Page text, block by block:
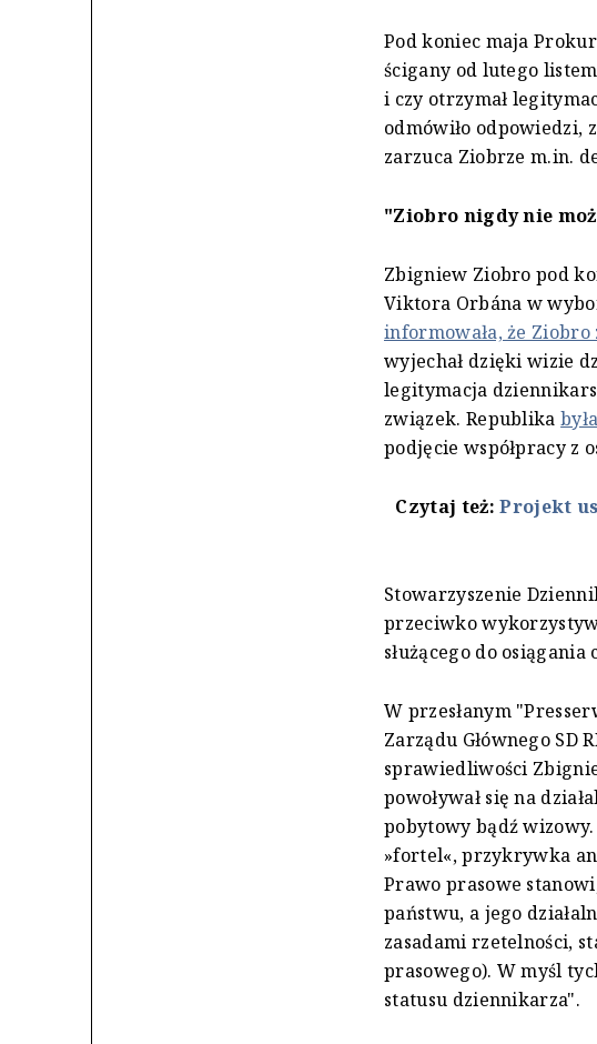
Pod koniec maja
ścigany od lutego
i czy otrzymał
odmówiło odpowiedzi,
zarzuca Ziobrze m.in.
"Ziobro nigdy nie
Zbigniew Ziobro pod
Viktora Orbána w
informowała, że
wyjechał dzięki wizie
legitymacja
związek. Republika
podjęcie współpracy z
Czytaj też:Projekt
Stowarzyszenie
przeciwko
służącego do
W przesłanym
Zarządu Głównego SD
sprawiedliwości
powoływał się na
pobytowy bądź
»fortel«, przykrywka
Prawo prasowe
państwu, a jego
zasadami rzetelności,
prasowego). W myśl
statusu dziennikarza".